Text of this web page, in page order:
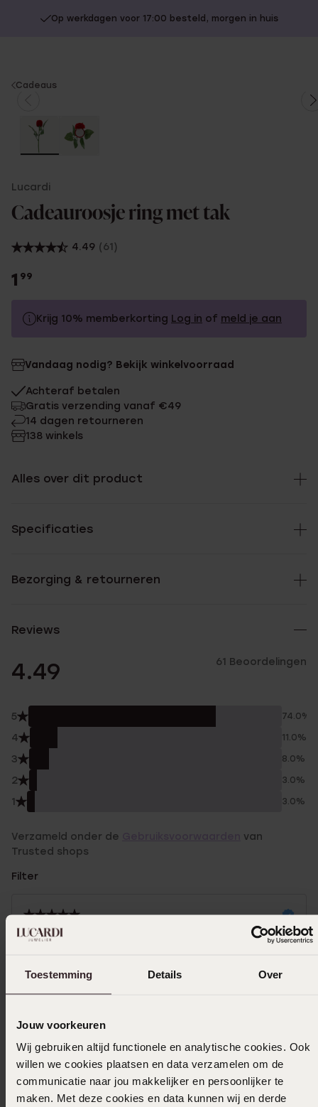
Toestemming Details Over
Jouw voorkeuren
Wij gebruiken altijd functionele en analytische cookies. Ook
willen we cookies plaatsen en data verzamelen om de
communicatie naar jou makkelijker en persoonlijker te
maken. Met deze cookies en data kunnen wij en derde
Op werkdagen voor 17:00 besteld, morgen in huis
You
here:
Cadeaus
Lucardi
Cadeauroosje ring met tak
4.49 (61)
1 99
Krijg 10% memberkorting Log in of meld je aan
Zonder memberkorting
Vandaag nodig? Bekijk winkelvoorraad
Achteraf betalen
Gratis verzending vanaf €49
14 dagen retourneren
138 winkels
Alles over dit product
Specificaties
Bezorging & retourneren
Reviews
4.49 61 Beoordelingen
5 74.0%
4 11.0%
3 8.0%
2 3.0%
1 3.0%
Verzameld onder de
van
Trusted shops
Filter
30-08-2025 - Asia e.
12-05-2025 - Mark H.
mooie verpakking bij juiste aangelegenheid